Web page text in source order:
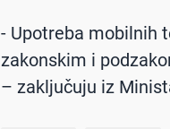
- Upotreba mobilnih
zakonskim i
– zaključuju iz